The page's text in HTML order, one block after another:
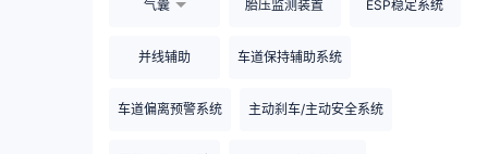
气囊 胎压监测装置 ESP稳定系统
并线辅助 车道保持辅助系统
车道偏离预警系统 主动刹车/主动安全系统